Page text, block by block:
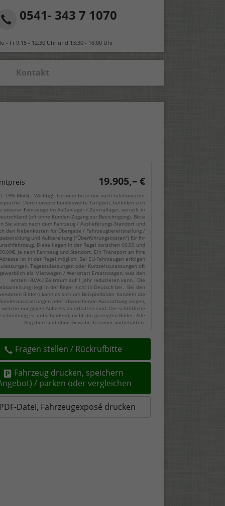
0541- 343 7 1070
- Fr 9:15 - 12:30 Uhr und 13:30 - 18:00 Uhr
Kontakt
19.905,– €
19% MwSt.. Wichtig!: Termine bitte nur nach telefonischer
Durch unsere bundesweite Tätigkeit, befinden sich
unserer Fahrzeuge im Außenlager / Zentrallager, verteilt in
(oft ohne Kunden-Zugang zur Besichtigung). Bitte
Sie vorab nach dem Fahrzeug / Auslieferungs-Standort und
den Nebenkosten für Übergabe / Fahrzeugbereitstellung /
und Aufbereitung ("Überführungskosten") für Ihr
Diese liegen in der Regel zwischen 60,00 und
je nach Fahrzeug und Standort. Ein Transport an Ihre
Adresse ist in der Regel möglich. Bei EU-Fahrzeugen erfolgen
Tageszulassungen oder Kurzzeitzulassungen oft
als Mietwagen / Werkstatt Ersatzwagen, was den
ersten HU/AU Zeitraum auf 1 Jahr reduzieren kann. Die
liegt in der Regel nicht in Deutsch bei. Bei den
Bildern kann es sich um Beispielbilder handeln die
Sonderausstattungen oder abweichende Ausstattung zeigen,
welche nur gegen Aufpreis zu erhalten sind. Die schriftliche
ist entscheidend, nicht die gezeigten Bilder. Alle
Angaben sind ohne Gewähr. Irrtümer vorbehalten.
Fragen stellen / Rückrufbitte
Fahrzeug drucken, speichern
(Angebot) / parken oder vergleichen
Datei, Fahrzeugexposé drucken